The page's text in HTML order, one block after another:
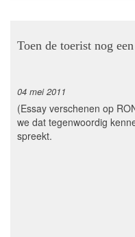
Toen de toerist nog
04 mei 2011
(Essay verschenen op
we dat tegenwoordig
spreekt.